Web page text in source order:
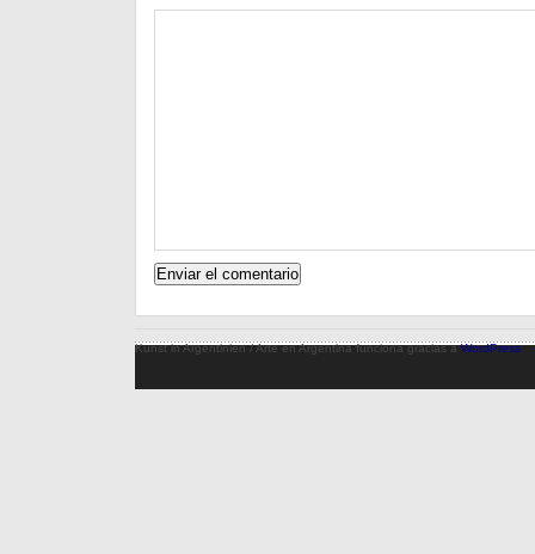
Kunst in Argentinien / Arte en Argentina funciona gracias aWordPress